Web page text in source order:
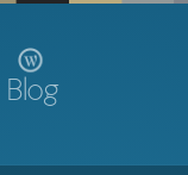
Blog